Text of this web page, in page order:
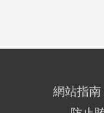
網站指南